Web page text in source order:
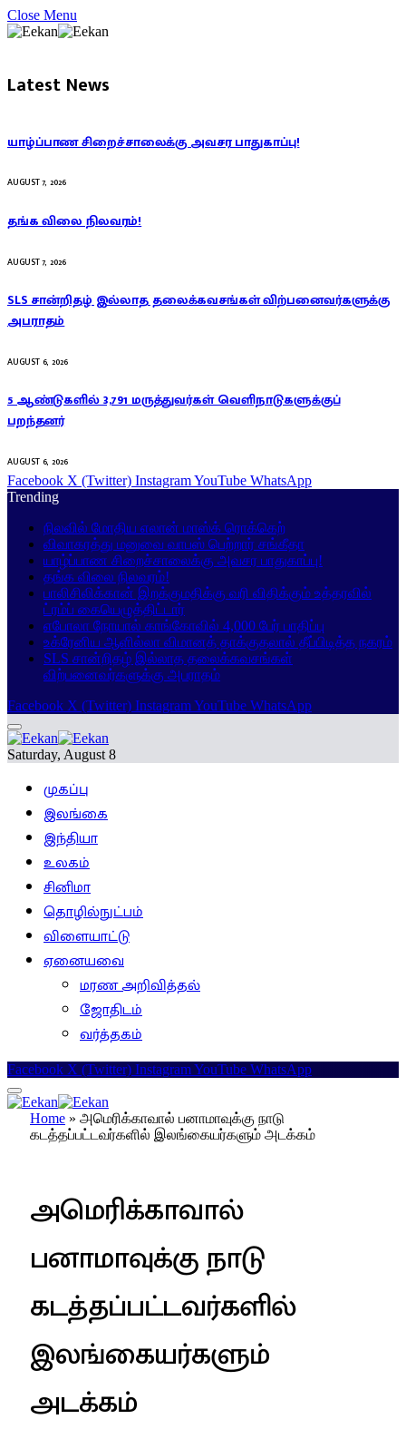
Close Menu
Latest News
யாழ்ப்பாண சிறைச்சாலைக்கு அவசர பாதுகாப்பு!
AUGUST 7, 2026
தங்க விலை நிலவரம்!
AUGUST 7, 2026
SLS சான்றிதழ் இல்லாத தலைக்கவசங்கள் விற்பனைவர்களுக்கு
அபராதம்
AUGUST 6, 2026
5 ஆண்டுகளில் 3,791 மருத்துவர்கள் வெளிநாடுகளுக்குப்
பறந்தனர்
AUGUST 6, 2026
Facebook X (Twitter) InstagramYouTube WhatsApp
Trending
நிலவில் மோதிய எலான் மாஸ்க் ரொக்கெற்
விவாகரத்து மனுவை வாபஸ் பெற்றார் சங்கீதா
யாழ்ப்பாண சிறைச்சாலைக்கு அவசர பாதுகாப்பு!
தங்க விலை நிலவரம்!
பாலிசிலிக்கான் இறக்குமதிக்கு வரி விதிக்கும் உத்தரவில்
ட்ரம்ப் கையெழுத்திட்டார்
எபோலா நோயால் காங்கோவில் 4,000 பேர் பாதிப்பு
உக்ரேனிய ஆளில்லா விமானத் தாக்குதலால் தீப்பிடித்த நகரம்
SLS சான்றிதழ் இல்லாத தலைக்கவசங்கள்
விற்பனைவர்களுக்கு அபராதம்
Facebook X (Twitter) InstagramYouTube WhatsApp
Saturday, August 8
முகப்பு
இலங்கை
இந்தியா
உலகம்
சினிமா
தொழில்நுட்பம்
விளையாட்டு
ஏனையவை
மரண அறிவித்தல்
ஜோதிடம்
வர்த்தகம்
Facebook X (Twitter) InstagramYouTube WhatsApp
Home » அமெரிக்காவால் பனாமாவுக்கு நாடு
கடத்தப்பட்டவர்களில் இலங்கையர்களும் அடக்கம்
அமெரிக்காவால்
பனாமாவுக்கு நாடு
கடத்தப்பட்டவர்களில்
இலங்கையர்களும்
அடக்கம்